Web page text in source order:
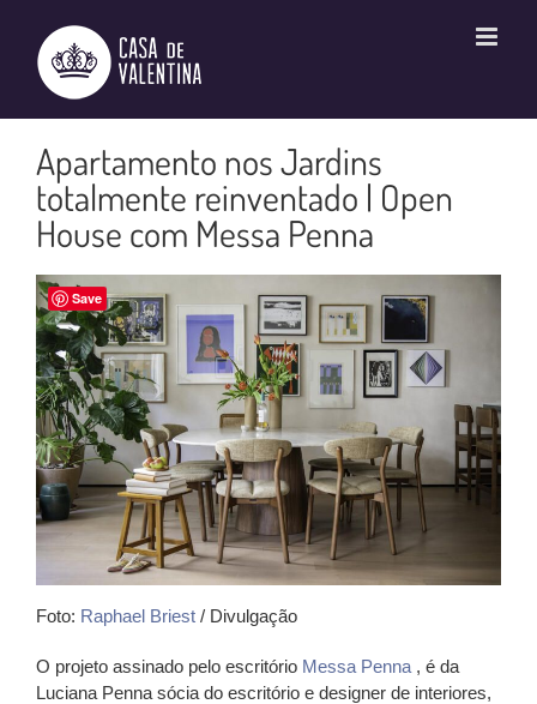
conteúdo
Apartamento nos Jardins
totalmente reinventado | Open
House com Messa Penna
Foto: Raphael Briest / Divulgação
O projeto assinado pelo escritório Messa Penna , é da
Luciana Penna sócia do escritório e designer de interiores,
Save